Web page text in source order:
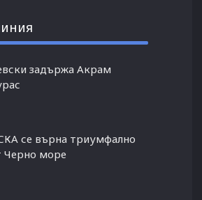
задържа Акрам
се върна триумфално
Черно море